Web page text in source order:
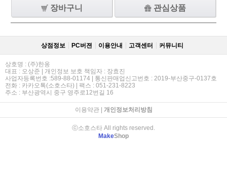
장바구니 관심상품
상점정보 PC버젼 이용안내 고객센터 커뮤니티
상호명 : (주)한옹
대표 : 오상준 | 개인정보 보호 책임자 : 장효진
사업자등록번호 :589-88-01174 | 통신판매업신고번호 : 2019-부산중구-0137호
전화 : 카카오톡(소호스타) | 팩스 : 051-231-8223
주소 : 부산광역시 중구 영주로12번길 16
이용약관| 개인정보처리방침
ⓒ소호스타 All rights reserved.
MakeShop